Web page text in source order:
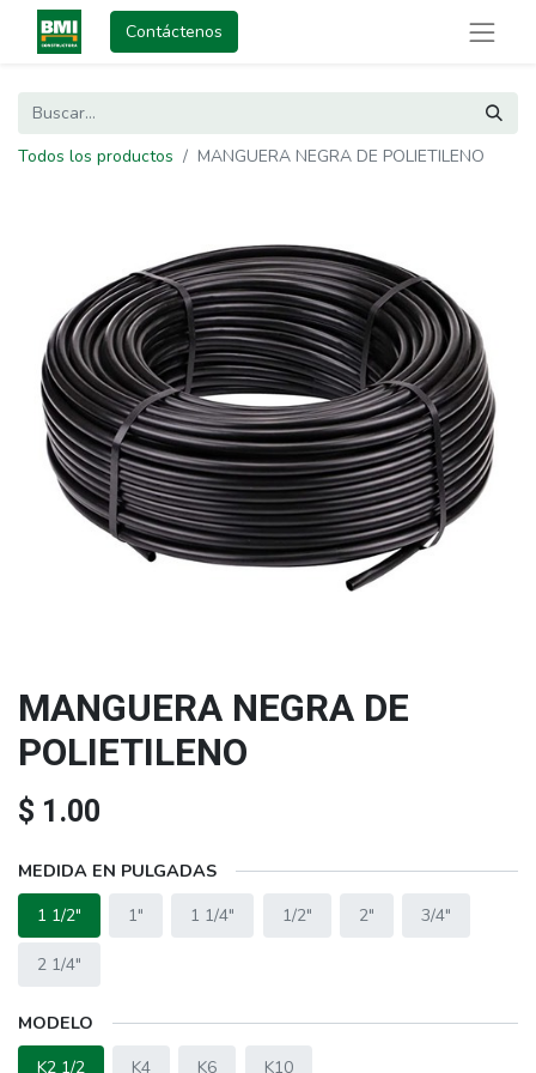
Contáctenos
Todos los productos MANGUERA NEGRA DE POLIETILENO
MANGUERA NEGRA DE
POLIETILENO
$ 1.00
MEDIDA EN PULGADAS
1 1/2" 1" 1 1/4" 1/2" 2" 3/4"
2 1/4"
MODELO
K2 1/2 K4 K6 K10